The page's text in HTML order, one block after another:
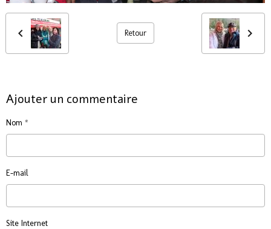
Retour
Ajouter un commentaire
Nom
E-mail
Site Internet